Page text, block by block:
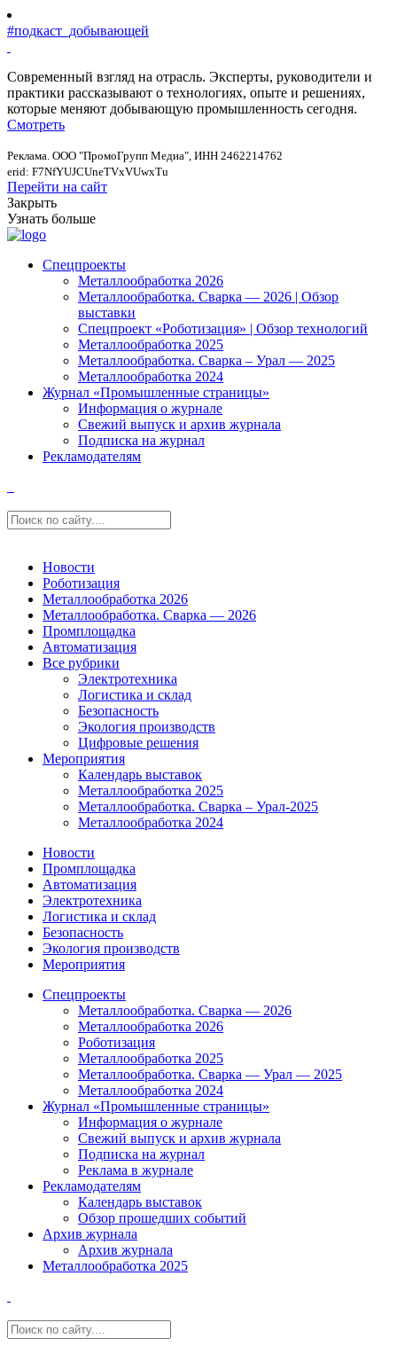
#подкаст_добывающей
Современный взгляд на отрасль. Эксперты, руководители и
практики рассказывают о технологиях, опыте и решениях,
которые меняют добывающую промышленность сегодня.
Смотреть
Реклама. ООО "ПромоГрупп Медиа", ИНН 2462214762
erid: F7NfYUJCUneTVxVUwxTu
Перейти на сайт
Закрыть
Узнать больше
Спецпроекты
Металлообработка 2026
Металлообработка. Сварка — 2026 | Обзор
выставки
Спецпроект «Роботизация» | Обзор технологий
Металлообработка 2025
Металлообработка. Сварка – Урал — 2025
Металлообработка 2024
Журнал «Промышленные страницы»
Информация о журнале
Свежий выпуск и архив журнала
Подписка на журнал
Рекламодателям
Новости
Роботизация
Металлообработка 2026
Металлообработка. Сварка — 2026
Промплощадка
Автоматизация
Все рубрики
Электротехника
Логистика и склад
Безопасность
Экология производств
Цифровые решения
Мероприятия
Календарь выставок
Металлообработка 2025
Металлообработка. Сварка – Урал-2025
Металлообработка 2024
Новости
Промплощадка
Автоматизация
Электротехника
Логистика и склад
Безопасность
Экология производств
Мероприятия
Спецпроекты
Металлообработка. Сварка — 2026
Металлообработка 2026
Роботизация
Металлообработка 2025
Металлообработка. Сварка — Урал — 2025
Металлообработка 2024
Журнал «Промышленные страницы»
Информация о журнале
Свежий выпуск и архив журнала
Подписка на журнал
Реклама в журнале
Рекламодателям
Календарь выставок
Обзор прошедших событий
Архив журнала
Архив журнала
Металлообработка 2025